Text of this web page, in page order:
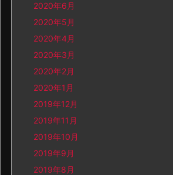
2020年6月
2020年5月
2020年4月
2020年3月
2020年2月
2020年1月
2019年12月
2019年11月
2019年10月
2019年9月
2019年8月